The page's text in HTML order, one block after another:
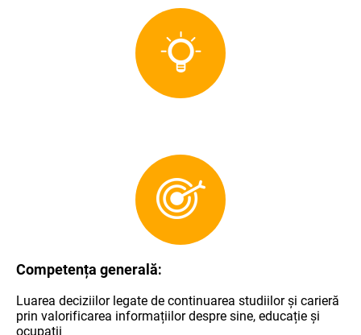
Competența generală:
Luarea deciziilor legate de continuarea studiilor şi carieră
prin valorificarea informațiilor despre sine, educație și
ocupații